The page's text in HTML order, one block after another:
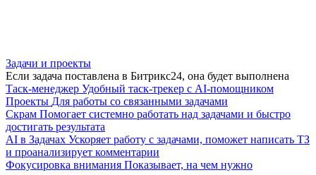
Задачи и проекты
Если задача поставлена в Битрикс24, она будет выполнена
Таск-менеджер Удобный таск-трекер с AI-помощником
Проекты Для работы со связанными задачами
Скрам Помогает системно работать над задачами и быстро
достигать результата
AI в Задачах Ускоряет работу с задачами, поможет написать ТЗ
и проанализирует комментарии
Фокусировка внимания Показывает, на чем нужно